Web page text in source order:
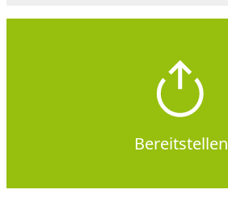
Bereitstellen